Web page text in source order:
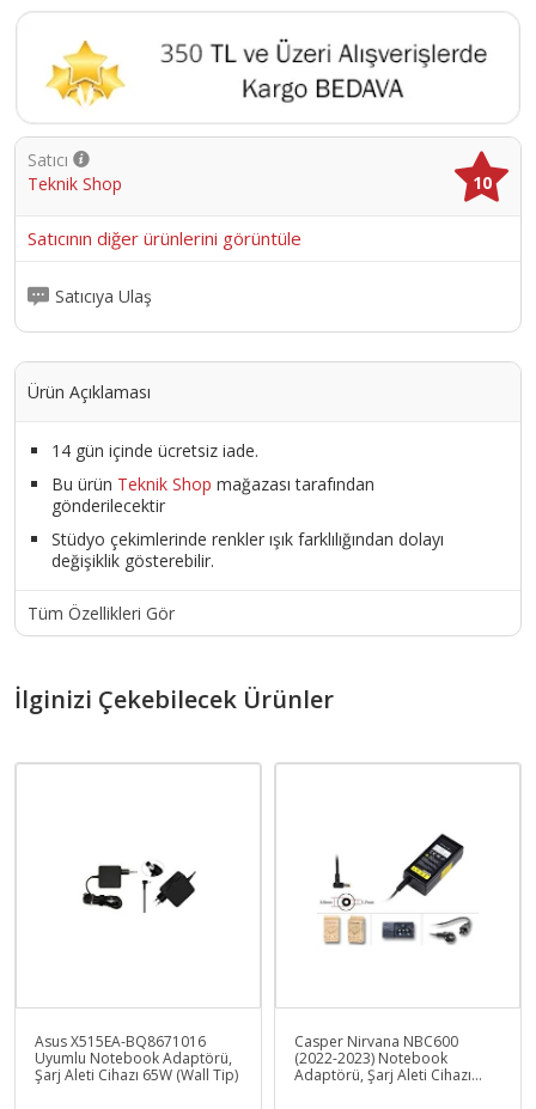
Satıcı
Teknik Shop
10
Satıcının diğer ürünlerini görüntüle
Satıcıya Ulaş
Ürün Açıklaması
14 gün içinde ücretsiz iade.
Bu ürün Teknik Shop mağazası tarafından
gönderilecektir
Stüdyo çekimlerinde renkler ışık farklılığından dolayı
değişiklik gösterebilir.
Tüm Özellikleri Gör
İlginizi Çekebilecek Ürünler
Asus X515EA-BQ8671016
Uyumlu Notebook Adaptörü,
Şarj Aleti Cihazı 65W (Wall Tip)
Casper Nirvana NBC600
(2022-2023) Notebook
Adaptörü, Şarj Aleti Cihazı